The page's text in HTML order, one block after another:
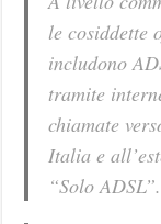
le cosiddette
includono
tramite
chiamate
Italia e
“Solo ADSL”.